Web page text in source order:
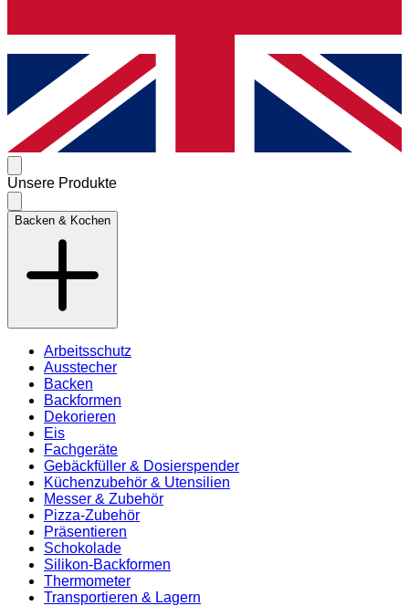
Unsere Produkte
Backen & Kochen
Arbeitsschutz
Ausstecher
Backen
Backformen
Dekorieren
Eis
Fachgeräte
Gebäckfüller & Dosierspender
Küchenzubehör & Utensilien
Messer & Zubehör
Pizza-Zubehör
Präsentieren
Schokolade
Silikon-Backformen
Thermometer
Transportieren & Lagern